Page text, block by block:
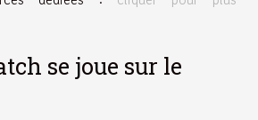
se joue sur le